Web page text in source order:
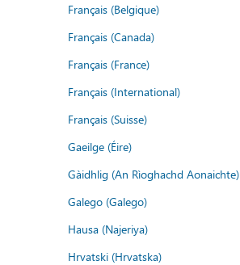
Français (Belgique)
Français (Canada)
Français (France)
Français (International)
Français (Suisse)
Gaeilge (Éire)
Gàidhlig (An Rìoghachd Aonaichte)
Galego (Galego)
Hausa (Najeriya)
Hrvatski (Hrvatska)